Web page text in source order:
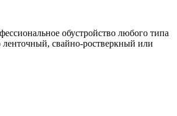
обустройство любого типа
ленточный, свайно-ростверкный или